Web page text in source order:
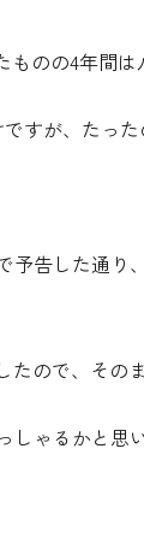
のの4年間は
すが、たった
告した通り
ので、その
ゃるかと思